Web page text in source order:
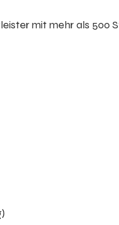
mit mehr als 500